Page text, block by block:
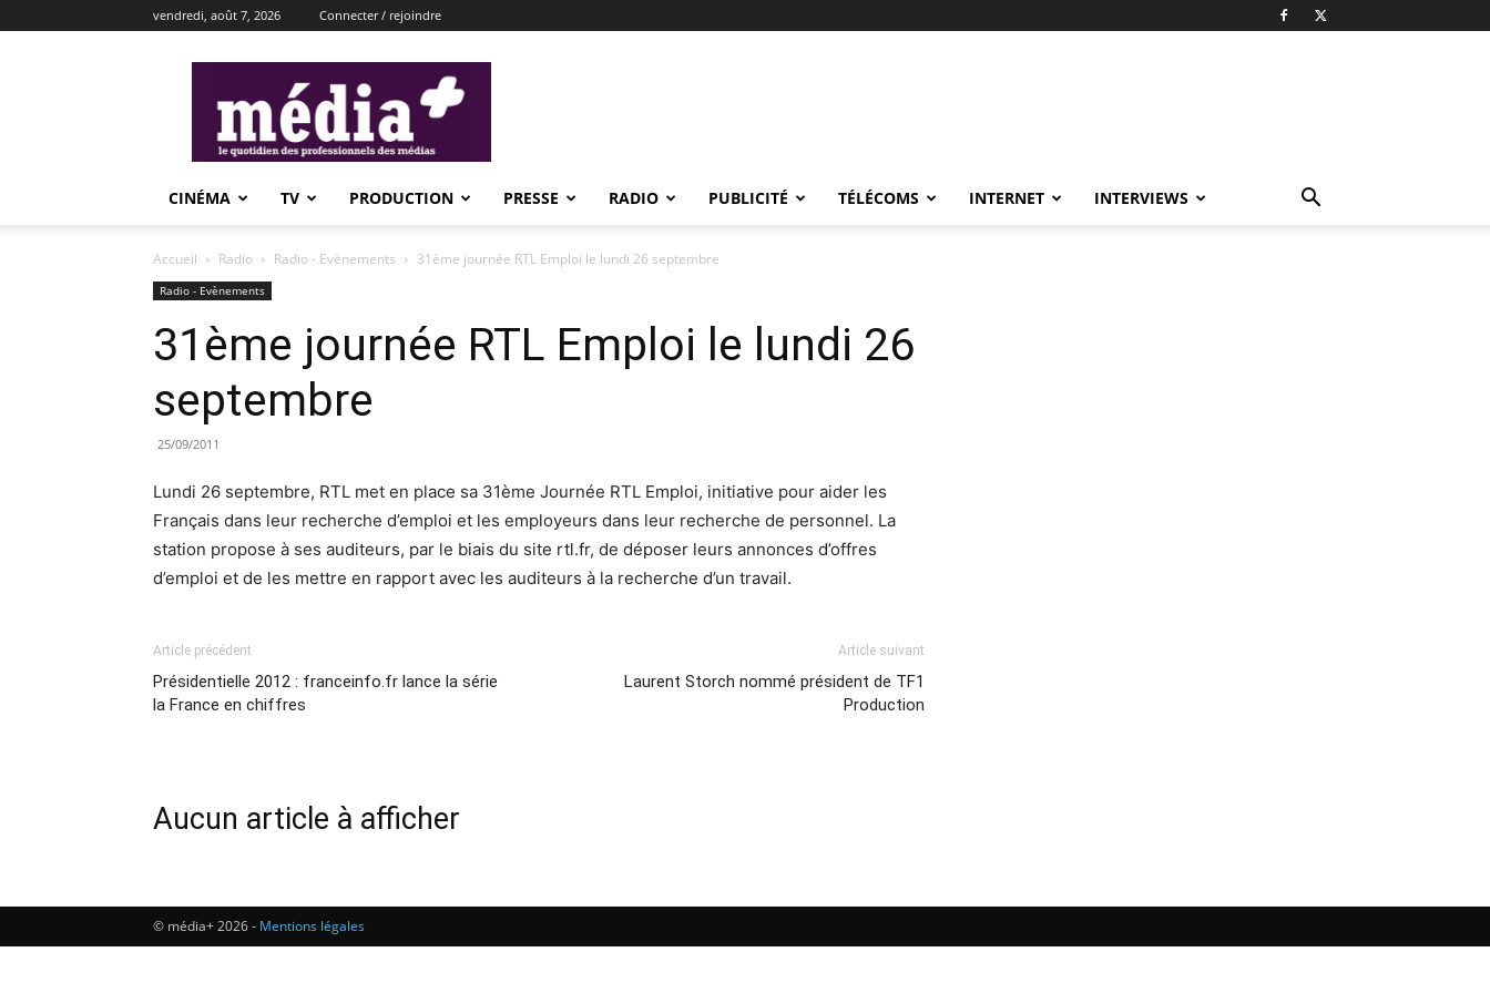
vendredi, août 7, 2026 Connecter / rejoindre
CINÉMA TV PRODUCTION PRESSE RADIO PUBLICITÉ TÉLÉCOMS INTERNET INTERVIEWS
Accueil Radio Radio - Evènements 31ème journée RTL Emploi le lundi 26 septembre
Radio - Evènements
31ème journée RTL Emploi le lundi 26
septembre
25/09/2011
Lundi 26 septembre, RTL met en place sa 31ème Journée RTL Emploi, initiative pour aider les
Français dans leur recherche d’emploi et les employeurs dans leur recherche de personnel. La
station propose à ses auditeurs, par le biais du site rtl.fr, de déposer leurs annonces d’offres
d’emploi et de les mettre en rapport avec les auditeurs à la recherche d’un travail.
Article précédent
Présidentielle 2012 : franceinfo.fr lance la série
la France en chiffres
Article suivant
Laurent Storch nommé président de TF1
Production
Aucun article à afficher
© média+ 2026 - Mentions légales